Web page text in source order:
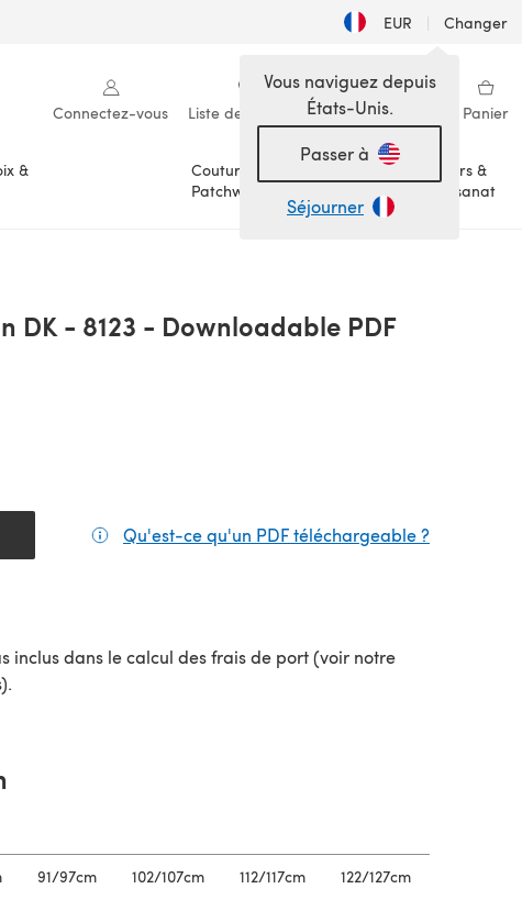
EUR | Changer
Connectez-vous Liste de souhaits Ma bibliothèque Panier
&
Couture &
Patchwork
Loisirs &
Artisanat
Vous naviguez depuis
États-Unis.
Passer à
Séjourner
DK - 8123 - Downloadable PDF
Qu'est-ce qu'un PDF téléchargeable ?
inclus dans le calcul des frais de port (voir notre
onglet)
91/97cm 102/107cm 112/117cm 122/127cm